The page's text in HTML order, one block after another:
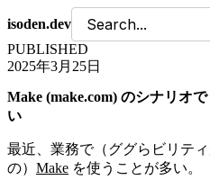
isoden.dev
PUBLISHED
2025年3月25日
Make (make.com) のシナリオ
い
最近、業務で（ググらビリテ
の） Make を使うことが多い。